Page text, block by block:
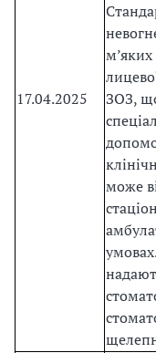
17.04.2025
ЗОЗ,
може